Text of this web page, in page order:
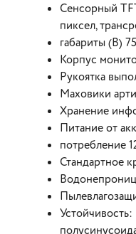
Сенсорный
пиксел,
габариты (В)
Корпус
Рукоятка
Маховики
Хранение
Питание от
потребление
Стандартное